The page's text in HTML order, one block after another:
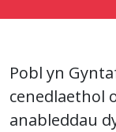
Pobl yn
cenedlaethol
anableddau